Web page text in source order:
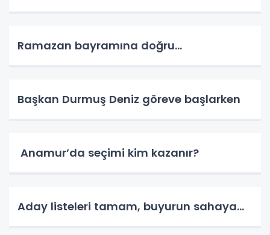
Ramazan bayramına doğru…
Başkan Durmuş Deniz göreve başlarken
Anamur’da seçimi kim kazanır?
Aday listeleri tamam, buyurun sahaya…